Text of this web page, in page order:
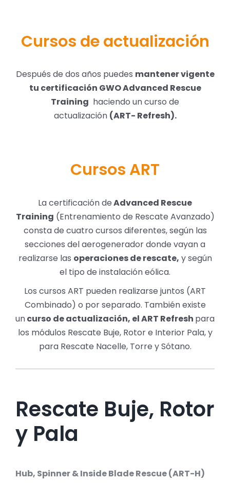
Cursos de actualización
Después de dos años puedes mantener vigente
tu certificación GWO Advanced Rescue
Training haciendo un curso de
actualización (ART- Refresh).
Cursos ART
La certificación deAdvanced Rescue
Training (Entrenamiento de Rescate Avanzado)
consta de cuatro cursos diferentes, según las
secciones del aerogenerador donde vayan a
realizarse las operaciones de rescate, y según
el tipo de instalación eólica.
Los cursos ART pueden realizarse juntos (ART
Combinado) o por separado. También existe
uncurso de actualización, el ART Refresh para
los módulos Rescate Buje, Rotor e Interior Pala, y
para Rescate Nacelle, Torre y Sótano.
Rescate Buje, Rotor
y Pala
Hub, Spinner & Inside Blade Rescue (ART-H)